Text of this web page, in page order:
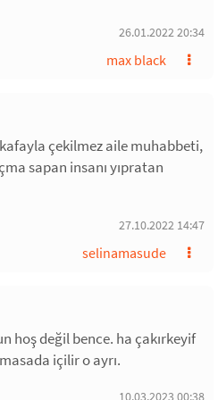
26.01.2022 20:34
max black
çekilmez aile muhabbeti,
sapan insanı yıpratan
27.10.2022 14:47
selinamasude
hoş değil bence. ha çakırkeyif
içilir o ayrı.
10.03.2023 00:38